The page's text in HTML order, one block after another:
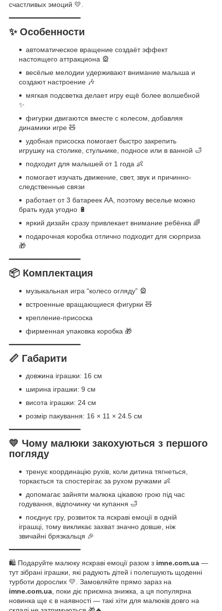
счастливых эмоций 💛.
━━━━━━━━━━━━━━━━━━
✨ Особенности
автоматическое вращение создаёт эффект
настоящего аттракциона 🎡
весёлые мелодии удерживают внимание малыша и
создают настроение 🎶
мягкая подсветка делает игру ещё более волшебной
✨
фигурки двигаются вместе с колесом, добавляя
динамики игре 🧸
удобная присоска помогает быстро закрепить
игрушку на столике, стульчике, подносе или в ванной 🛁
подходит для малышей от 1 года 👶
помогает изучать движение, свет, звук и причинно-
следственные связи
работает от 3 батареек АА, поэтому веселье можно
брать куда угодно 🔋
яркий дизайн сразу привлекает внимание ребёнка 🌈
подарочная коробка отлично подходит для сюрприза
🎁
━━━━━━━━━━━━━━━━━━
📦 Комплектация
музыкальная игра “колесо огляду” 🎡
встроенные вращающиеся фигурки 🧸
крепление-присоска
фирменная упаковка коробка 🎁
━━━━━━━━━━━━━━━━━━
📏 Габарити
довжина іграшки: 16 см
ширина іграшки: 9 см
висота іграшки: 24 см
розмір пакування: 16 × 11 × 24.5 см
━━━━━━━━━━━━━━━━━━
💛 Чому малюки закохуються з першого
погляду
тренує координацію рухів, коли дитина тягнеться,
торкається та спостерігає за рухом ручками 👶
допомагає зайняти малюка цікавою грою під час
годування, відпочинку чи купання 🛁
поєднує гру, розвиток та яскраві емоції в одній
іграшці, тому викликає захват значно довше, ніж
звичайні брязкальця 🎉
━━━━━━━━━━━━━━━━━━
🛍 Подаруйте малюку яскраві емоції разом з imne.com.ua —
тут зібрані іграшки, які радують дітей і полегшують щоденні
турботи дорослих 💛. Замовляйте прямо зараз на
imne.com.ua , поки діє приємна знижка, а ця популярна
новинка ще є в наявності — такі хіти для малюків довго на